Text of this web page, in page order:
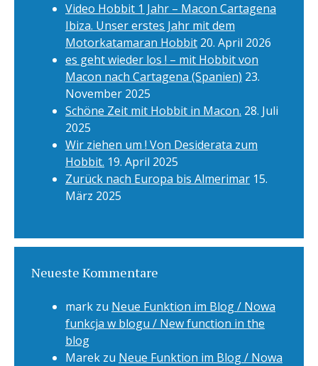
Video Hobbit 1 Jahr – Macon Cartagena
Ibiza. Unser erstes Jahr mit dem
Motorkatamaran Hobbit 20. April 2026
es geht wieder los ! – mit Hobbit von
Macon nach Cartagena (Spanien) 23.
November 2025
Schöne Zeit mit Hobbit in Macon. 28. Juli
2025
Wir ziehen um ! Von Desiderata zum
Hobbit. 19. April 2025
Zurück nach Europa bis Almerimar 15.
März 2025
Neueste Kommentare
mark zu Neue Funktion im Blog / Nowa
funkcja w blogu / New function in the
blog
Marek zu Neue Funktion im Blog / Nowa